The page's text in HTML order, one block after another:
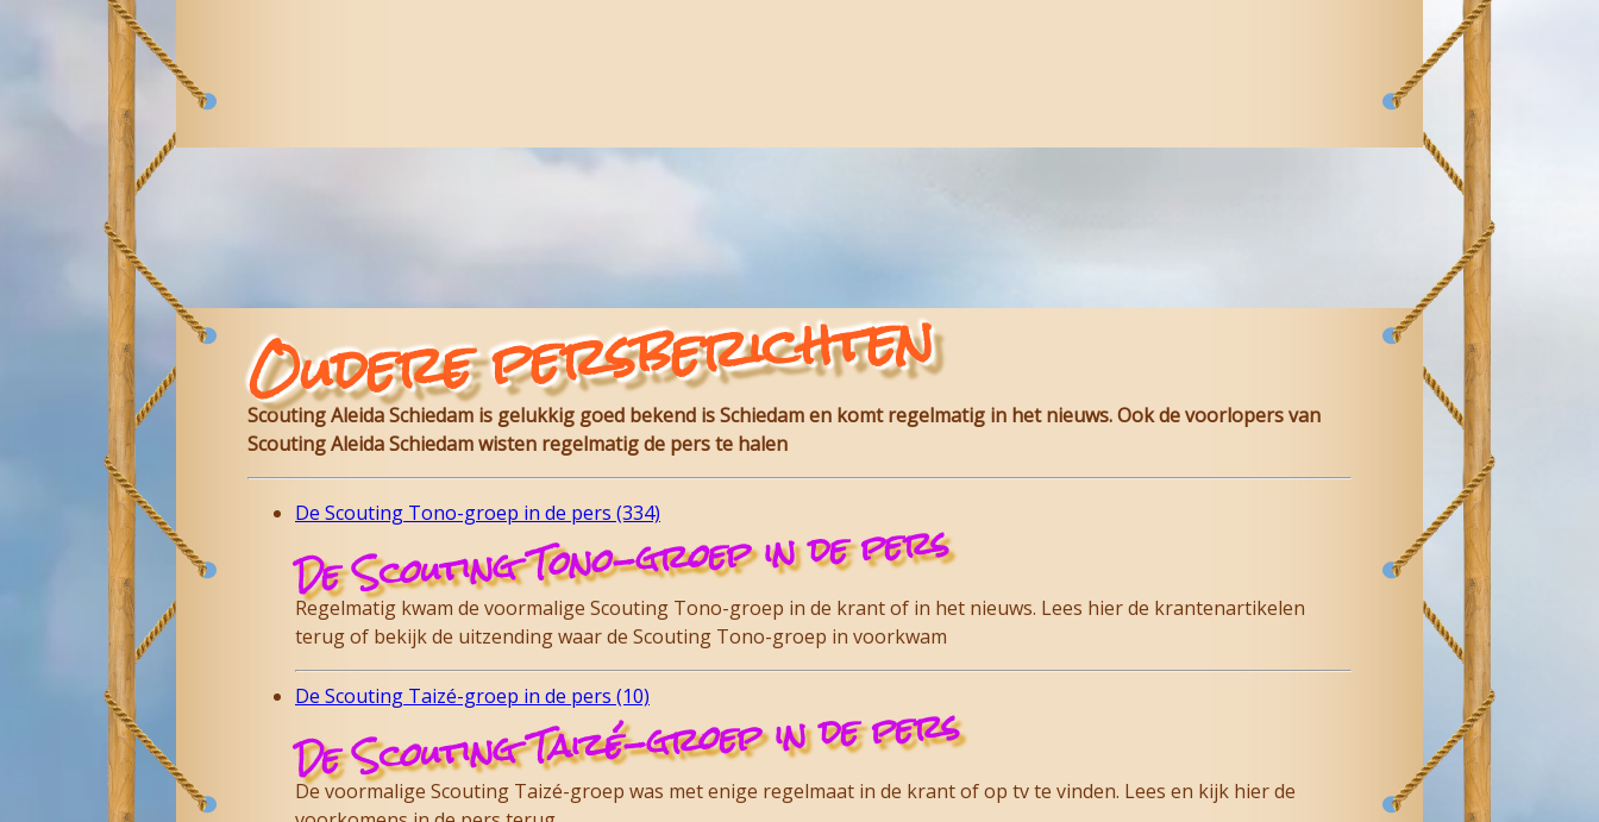
Oudere persberichten
Scouting Aleida Schiedam is gelukkig goed bekend is Schiedam en komt regelmatig in het nieuws. Ook de voorlopers van
Scouting Aleida Schiedam wisten regelmatig de pers te halen
De Scouting Tono-groep in de pers (334)
De Scouting Tono-groep in de pers
Regelmatig kwam de voormalige Scouting Tono-groep in de krant of in het nieuws. Lees hier de krantenartikelen
terug of bekijk de uitzending waar de Scouting Tono-groep in voorkwam
De Scouting Taizé-groep in de pers (10)
De Scouting Taizé-groep in de pers
De voormalige Scouting Taizé-groep was met enige regelmaat in de krant of op tv te vinden. Lees en kijk hier de